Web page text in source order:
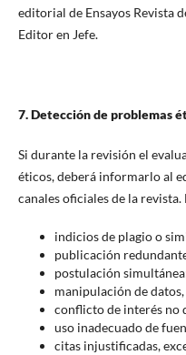
editorial de Ensayos Revista
Editor en Jefe.
7. Detección de problemas
Si durante la revisión el
éticos, deberá informarlo al
canales oficiales de la
indicios de plagio o
publicación
postulación
manipulación de
conflicto de interés no
uso inadecuado de
citas injustificadas,